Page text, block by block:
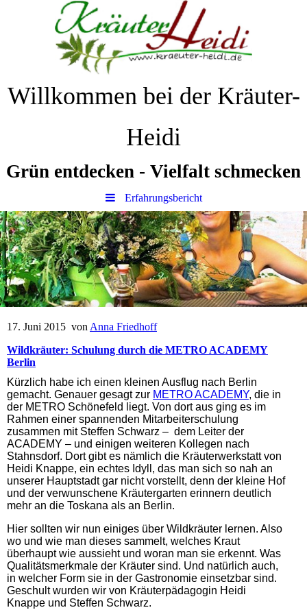
Willkommen bei der Kräuter-
Heidi
Grün entdecken - Vielfalt schmecken
Erfahrungsbericht
17. Juni 2015 von Anna Friedhoff
Wildkräuter: Schulung durch die METRO ACADEMY
Berlin
Kürzlich habe ich einen kleinen Ausflug nach Berlin
gemacht. Genauer gesagt zur METRO ACADEMY, die in
der METRO Schönefeld liegt. Von dort aus ging es im
Rahmen einer spannenden Mitarbeiterschulung
zusammen mit Steffen Schwarz – dem Leiter der
ACADEMY – und einigen weiteren Kollegen nach
Stahnsdorf. Dort gibt es nämlich die Kräuterwerkstatt von
Heidi Knappe, ein echtes Idyll, das man sich so nah an
unserer Hauptstadt gar nicht vorstellt, denn der kleine Hof
und der verwunschene Kräutergarten erinnern deutlich
mehr an die Toskana als an Berlin.
Hier sollten wir nun einiges über Wildkräuter lernen. Also
wo und wie man dieses sammelt, welches Kraut
überhaupt wie aussieht und woran man sie erkennt. Was
Qualitätsmerkmale der Kräuter sind. Und natürlich auch,
in welcher Form sie in der Gastronomie einsetzbar sind.
Geschult wurden wir von Kräuterpädagogin Heidi
Knappe und Steffen Schwarz.